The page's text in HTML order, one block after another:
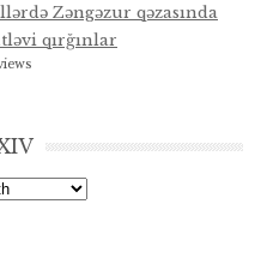
Zəngəzur qəzasında
qırğınlar